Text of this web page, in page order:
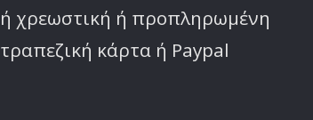
ή χρεωστική ή προπληρωμένη
τραπεζική κάρτα ή Paypal